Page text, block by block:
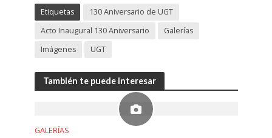
Etiquetas
130 Aniversario de UGT
Acto Inaugural 130 Aniversario
Galerías
Imágenes
UGT
También te puede interesar
GALERÍAS